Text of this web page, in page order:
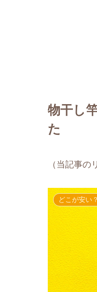
物干し
た
（当記事の
どこが安い